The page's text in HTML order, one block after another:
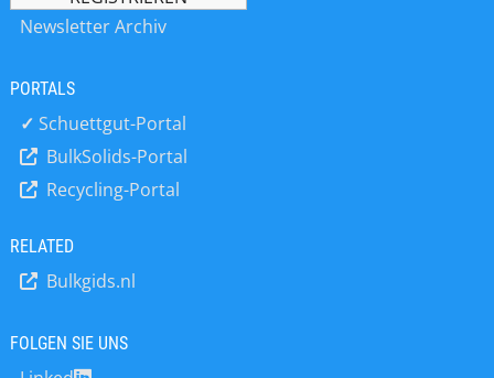
Newsletter Archiv
PORTALS
✓ Schuettgut-Portal
BulkSolids-Portal
Recycling-Portal
RELATED
Bulkgids.nl
FOLGEN SIE UNS